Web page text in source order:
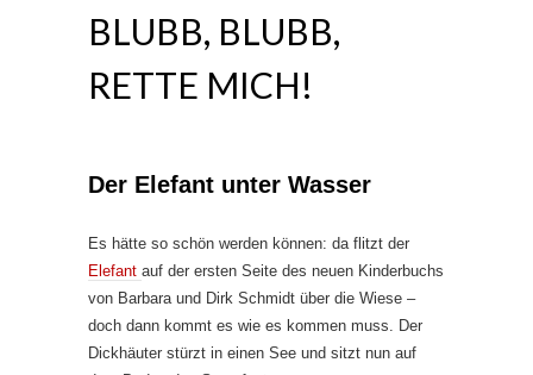
BLUBB, BLUBB,
RETTE MICH!
Der Elefant unter Wasser
Es hätte so schön werden können: da flitzt der
Elefant auf der ersten Seite des neuen Kinderbuchs
von Barbara und Dirk Schmidt über die Wiese –
doch dann kommt es wie es kommen muss. Der
Dickhäuter stürzt in einen See und sitzt nun auf